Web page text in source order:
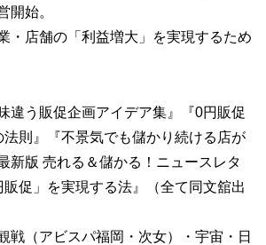
開始。
・店舗の「利益増大」を実現するため
違う販促企画アイデア集』『0円販促
法則』『不景気でも儲かり続ける店が
新版 売れる＆儲かる！ニュースレタ
促」を実現する法』（全て同文舘出
戦（アビスパ福岡・次女）・宇宙・日